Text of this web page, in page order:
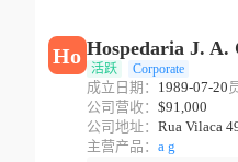
Ho Hospedaria J. A.
活跃
Corporate
成立日期： 1989-07-20
公司营收： $91,000
公司地址： Rua Vilaca
主营产品： a g